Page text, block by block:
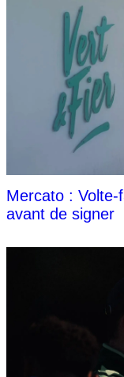
Mercato : Volte-
avant de signer